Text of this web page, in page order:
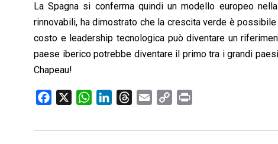
La Spagna si conferma quindi un modello europeo
rinnovabili, ha dimostrato che la crescita verde è
costo e leadership tecnologica può diventare un
paese iberico potrebbe diventare il primo tra i grandi
Chapeau!
c
W
a
n
r
a
p
i